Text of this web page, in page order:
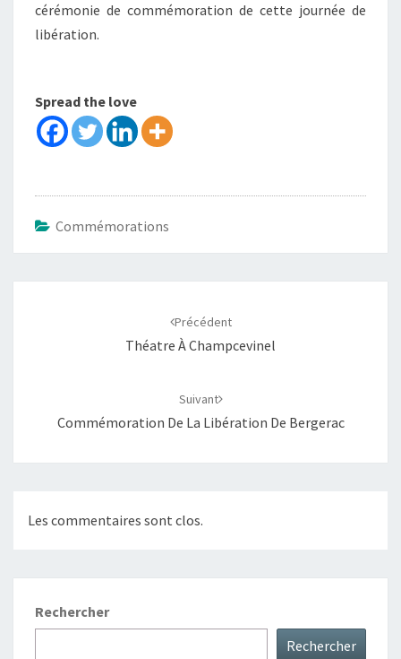
cérémonie de commémoration de cette journée de
libération.
Spread the love
Commémorations
Précédent
Théatre À Champcevinel
Suivant
Commémoration De La Libération De Bergerac
Les commentaires sont clos.
Rechercher
Rechercher